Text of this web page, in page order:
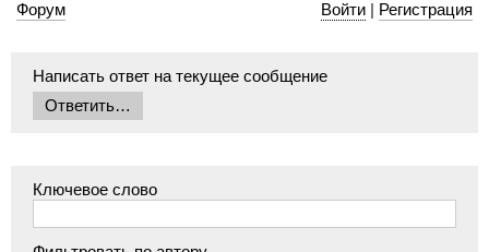
Форум Войти| Регистрация
Написать ответ на текущее сообщение
Ключевое слово